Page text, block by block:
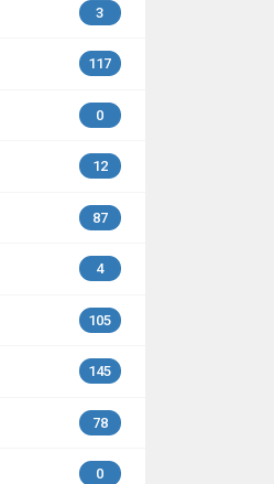
3
117
0
12
87
4
105
145
78
0